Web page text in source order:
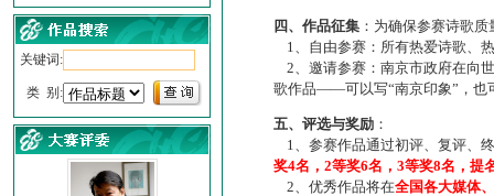
关键词:
类 别:
四、作品征集 ：为确保参赛诗歌
1、自由参赛：所有热爱诗歌、
2、邀请参赛：南京市政府在向
歌作品——可以写“南京印象”，也
五、评选与奖励 ：
1、参赛作品通过初评、复评、
奖4名，2等奖6名，3等奖8名，提
2、优秀作品将在全国各大媒体